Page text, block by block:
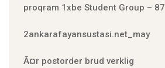
proqram 1xbe Student Group – 87
2ankarafayansustasi.net_may
Ã¤r postorder brud verklig